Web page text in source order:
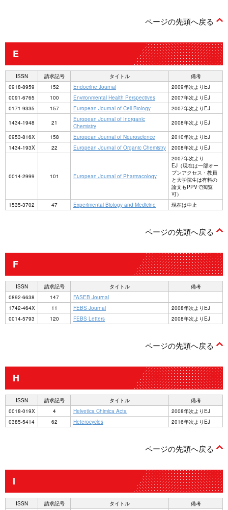
ページの先頭へ戻る
E
ISSN 請求記号 タイトル
備考
0918-8959
152 Endocrine Journal
2009年次よりEJ
0091-6765
100 Environmental Health Perspectives
2007年次よりEJ
0171-9335
157 European Journal of Cell Biology
2007年次よりEJ
1434-1948
21
European Journal of Inorganic
Chemistry
2008年次よりEJ
0953-816X
158 European Journal of Neuroscience
2010年次よりEJ
1434-193X
22 European Journal of Organic Chemistry 2008年次よりEJ
0014-2999 101 European Journal of Pharmacology
2007年次より
EJ（現在は一部オー
プンアクセス・教員
と大学院生は有料の
論文もPPVで閲覧
可）
1535-3702
47 Experimental Biology and Medicine 現在は中止
ページの先頭へ戻る
F
ISSN 請求記号 タイトル
備考
0892-6638
147
FASEB Journal
1742-464X
11 FEBS Journal
2008年次よりEJ
0014-5793
120 FEBS Letters 2008年次よりEJ
ページの先頭へ戻る
H
ISSN 請求記号 タイトル
備考
0018-019X
4 Helvetica Chimica Acta
2008年次よりEJ
0385-5414
62 Heterocycles 2016年次よりEJ
ページの先頭へ戻る
I
ISSN 請求記号 タイトル
備考